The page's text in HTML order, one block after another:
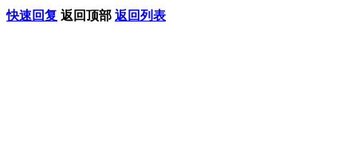
快速回复 返回顶部 返回列表